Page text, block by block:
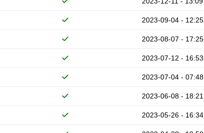
2023-09-04 - 12:25
2023-08-07 - 17:25
2023-07-12 - 16:53
2023-07-04 - 07:48
2023-06-08 - 18:21
2023-05-26 - 16:34